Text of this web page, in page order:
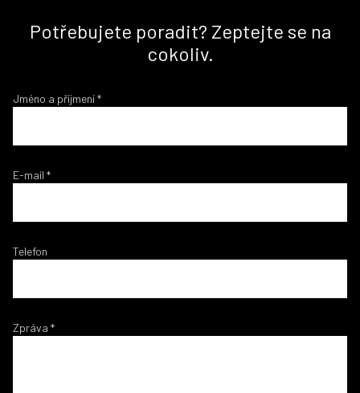
Potřebujete poradit? Zeptejte se na
cokoliv.
Jméno a příjmení*
E-mail *
Telefon
Zpráva *